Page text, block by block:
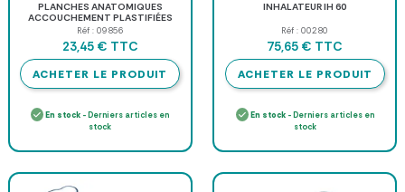
PLANCHES ANATOMIQUES
ACCOUCHEMENT PLASTIFIÉES
RECTO VERSO 3B SCIENTIFIC - 50 x
67 cm
Réf : 09856
23,45 € TTC
ACHETER LE PRODUIT
En stock - Derniers articles en
stock
INHALATEUR IH 60
Réf : 00280
75,65 € TTC
ACHETER LE PRODUIT
En stock- Derniers articles en
stock